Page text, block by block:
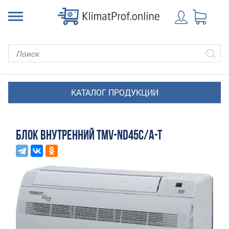
БЛОК ВНУТРЕННИЙ TMV-ND45C/A-T